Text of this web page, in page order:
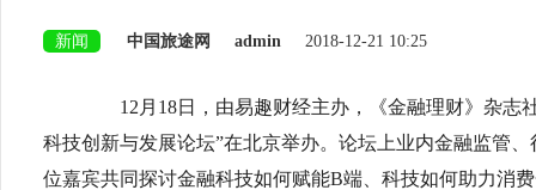
新闻 中国旅途网 admin 2018-12-21 10:25
12月18日，由易趣财经主办，《金融理财》杂志社
科技创新与发展论坛”在北京举办。论坛上业内金融监管
位嘉宾共同探讨金融科技如何赋能B端、科技如何助力消